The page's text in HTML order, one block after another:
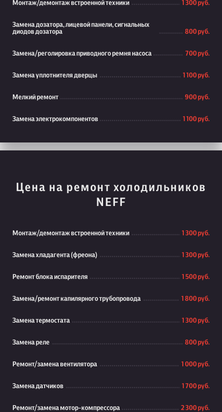
Монтаж/демонтаж встроенной техники 1 300 руб.
Замена дозатора, лицевой панели, сигнальных
диодов дозатора
800 руб.
Замена/реголировка приводного ремня насоса 700 руб.
Замена уплотнителя дверцы 1 100 руб.
Мелкий ремонт 900 руб.
Замена электрокомпонентов 1 100 руб.
Цена на ремонт холодильников
NEFF
Монтаж/демонтаж встроенной техники 1 300 руб.
Замена хладагента (фреона) 1 300 руб.
Ремонт блока испарителя 1 500 руб.
Замена/ремонт капилярного трубопровода 1 800 руб.
Замена термостата 1 300 руб.
Замена реле 800 руб.
Ремонт/замена вентилятора 1 000 руб.
Замена датчиков 1 700 руб.
Ремонт/замена мотор-компрессора 2 300 руб.